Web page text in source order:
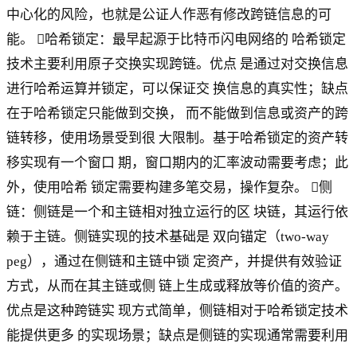
中心化的风险，也就是公证人作恶有修改跨链信息的可
能。 哈希锁定：最早起源于比特币闪电网络的 哈希锁定
技术主要利用原子交换实现跨链。优点 是通过对交换信息
进行哈希运算并锁定，可以保证交 换信息的真实性；缺点
在于哈希锁定只能做到交换， 而不能做到信息或资产的跨
链转移，使用场景受到很 大限制。基于哈希锁定的资产转
移实现有一个窗口 期，窗口期内的汇率波动需要考虑；此
外，使用哈希 锁定需要构建多笔交易，操作复杂。 侧
链：侧链是一个和主链相对独立运行的区 块链，其运行依
赖于主链。侧链实现的技术基础是 双向锚定（two-way
peg），通过在侧链和主链中锁 定资产，并提供有效验证
方式，从而在其主链或侧 链上生成或释放等价值的资产。
优点是这种跨链实 现方式简单，侧链相对于哈希锁定技术
能提供更多 的实现场景；缺点是侧链的实现通常需要利用